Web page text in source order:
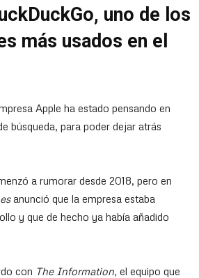
uno de los
más usados en el
Apple ha estado pensando en
búsqueda, para poder dejar atrás
a rumorar desde 2018, pero en
anunció que la empresa estaba
y que de hecho ya había añadido
con The Information, el equipo que